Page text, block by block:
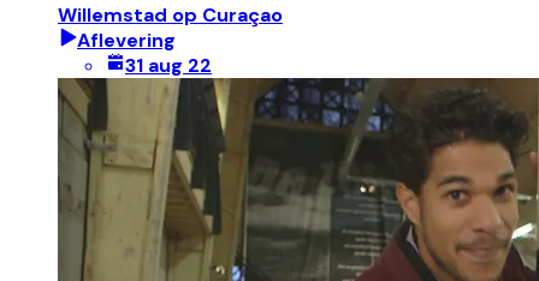
Willemstad op Curaçao
Aflevering
31 aug 22